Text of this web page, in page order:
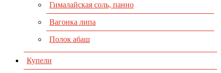
Гималайская соль, панно
Вагонка липа
Полок абаш
Купели